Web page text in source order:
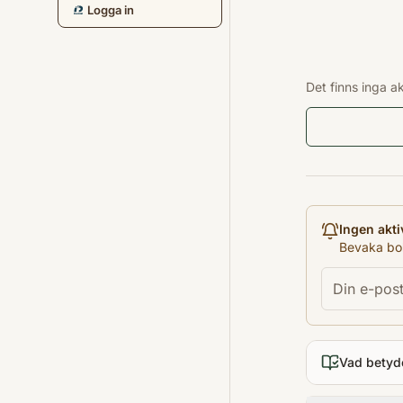
Logga in
Det finns inga
Ingen
Bevaka
Vad